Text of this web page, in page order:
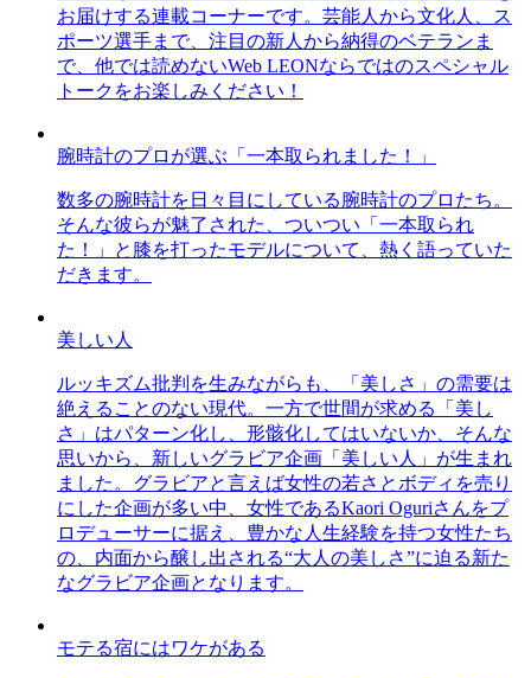
お届けする連載コーナーです。芸能人から文化人、ス
ポーツ選手まで、注目の新人から納得のベテランま
で、他では読めないWeb LEONならではのスペシャル
トークをお楽しみください！
腕時計のプロが選ぶ「一本取られました！」
数多の腕時計を日々目にしている腕時計のプロたち。
そんな彼らが魅了された、ついつい「一本取られ
た！」と膝を打ったモデルについて、熱く語っていた
だきます。
美しい人
ルッキズム批判を生みながらも、「美しさ」の需要は
絶えることのない現代。一方で世間が求める「美し
さ」はパターン化し、形骸化してはいないか、そんな
思いから、新しいグラビア企画「美しい人」が生まれ
ました。グラビアと言えば女性の若さとボディを売り
にした企画が多い中、女性であるKaori Oguriさんをプ
ロデューサーに据え、豊かな人生経験を持つ女性たち
の、内面から醸し出される“大人の美しさ”に迫る新た
なグラビア企画となります。
モテる宿にはワケがある